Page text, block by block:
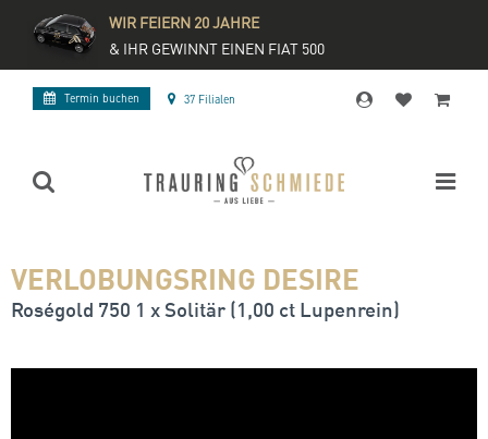
WIR FEIERN 20 JAHRE
& IHR GEWINNT EINEN FIAT 500
Termin buchen 37 Filialen
VERLOBUNGSRING DESIRE
Roségold 750 1 x Solitär (1,00 ct Lupenrein)